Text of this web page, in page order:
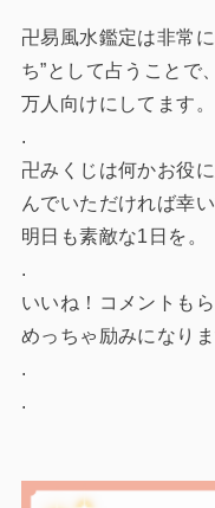
卍易風水鑑定は非常
ち”として占うことで、
万人向けにしてます。
.
卍みくじは何かお役
んでいただければ幸い
明日も素敵な1日を。
.
いいね！コメントも
めっちゃ励みになり
.
.